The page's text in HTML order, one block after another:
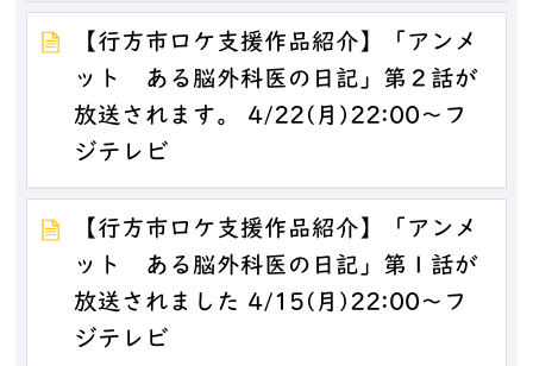
【行方市ロケ支援作品紹介】「アンメ
ット ある脳外科医の日記」第２話が
放送されます。 4/22(月)22:00～フ
ジテレビ
【行方市ロケ支援作品紹介】「アンメ
ット ある脳外科医の日記」第１話が
放送されました 4/15(月)22:00～フ
ジテレビ